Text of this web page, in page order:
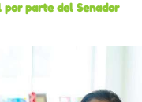
por parte del Senador